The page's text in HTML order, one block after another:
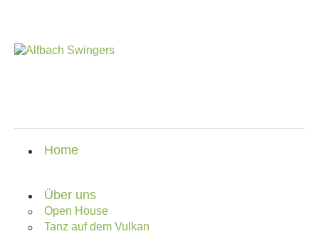
Home
Über uns
Open House
Tanz auf dem Vulkan